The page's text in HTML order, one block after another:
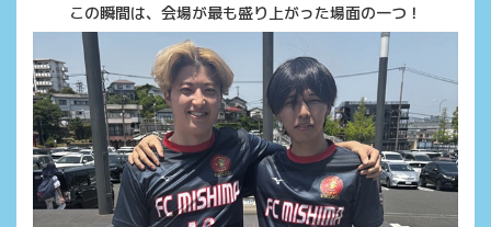
この瞬間は、会場が最も盛り上がった場面の一つ！